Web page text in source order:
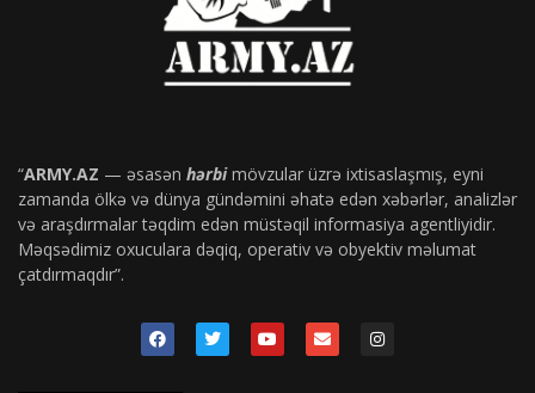
“ARMY.AZ — əsasən hərbimövzular üzrə ixtisaslaşmış, eyni
zamanda ölkə və dünya gündəmini əhatə edən xəbərlər, analizlər
və araşdırmalar təqdim edən müstəqil informasiya agentliyidir.
Məqsədimiz oxuculara dəqiq, operativ və obyektiv məlumat
çatdırmaqdır”.